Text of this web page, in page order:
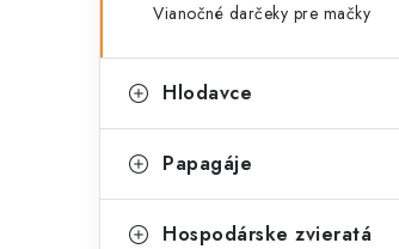
Vianočné darčeky pre mačky
Hlodavce
Papagáje
Hospodárske zvieratá